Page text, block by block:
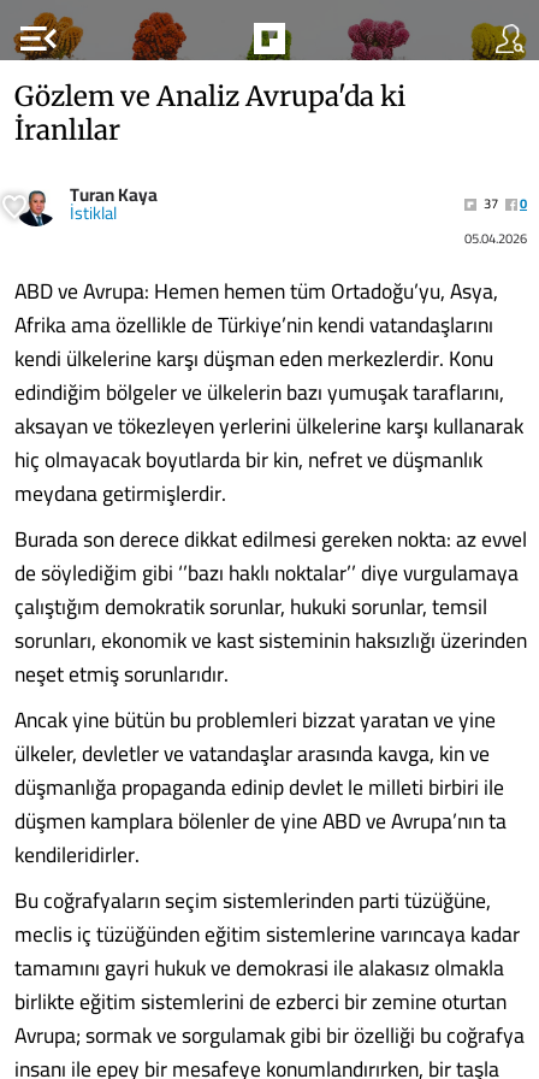
menu_open
Gözlem ve Analiz Avrupa'da ki
İranlılar
Turan Kaya
İstiklal 37
0
05.04.2026
ABD ve Avrupa: Hemen hemen tüm Ortadoğu’yu, Asya,
Afrika ama özellikle de Türkiye’nin kendi vatandaşlarını
kendi ülkelerine karşı düşman eden merkezlerdir. Konu
edindiğim bölgeler ve ülkelerin bazı yumuşak taraflarını,
aksayan ve tökezleyen yerlerini ülkelerine karşı kullanarak
hiç olmayacak boyutlarda bir kin, nefret ve düşmanlık
meydana getirmişlerdir.
Burada son derece dikkat edilmesi gereken nokta: az evvel
de söylediğim gibi ‘’bazı haklı noktalar’’ diye vurgulamaya
çalıştığım demokratik sorunlar, hukuki sorunlar, temsil
sorunları, ekonomik ve kast sisteminin haksızlığı üzerinden
neşet etmiş sorunlarıdır.
Ancak yine bütün bu problemleri bizzat yaratan ve yine
ülkeler, devletler ve vatandaşlar arasında kavga, kin ve
düşmanlığa propaganda edinip devlet le milleti birbiri ile
düşmen kamplara bölenler de yine ABD ve Avrupa’nın ta
kendileridirler.
Bu coğrafyaların seçim sistemlerinden parti tüzüğüne,
meclis iç tüzüğünden eğitim sistemlerine varıncaya kadar
tamamını gayri hukuk ve demokrasi ile alakasız olmakla
birlikte eğitim sistemlerini de ezberci bir zemine oturtan
Avrupa; sormak ve sorgulamak gibi bir özelliği bu coğrafya
insanı ile epey bir mesafeye konumlandırırken, bir taşla